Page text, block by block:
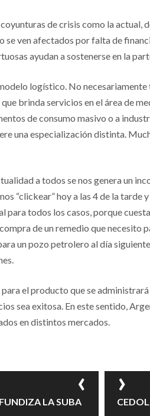
de crisis como la
se ven afectados por falta de
ayudan a sostenerse en la
logístico. No
brinda servicios en el área de
de consumo masivo o a
una especialización distinta.
a todos se nos genera un
“clickear” hoy a las 4 de la
para todos los casos, porque
de un remedio que necesito
un pozo petrolero al día
el producto que se administrará
sea exitosa. En este sentido,
en distintos mercados.
LA SUBA